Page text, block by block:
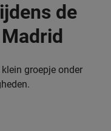
de
groepje onder